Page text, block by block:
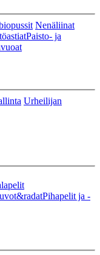
Nenäliinat
Paisto- ja
Urheilijan
Pihapelit ja -